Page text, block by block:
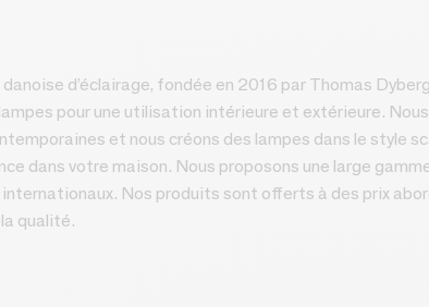
d’éclairage, fondée en 2016 par Thomas
pour une utilisation intérieure et extérieure.
et nous créons des lampes dans le style
dans votre maison. Nous proposons une large
Nos produits sont offerts à des prix
qualité.